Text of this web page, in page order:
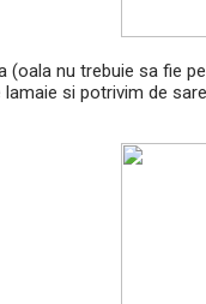
nu trebuie sa fie
si potrivim de